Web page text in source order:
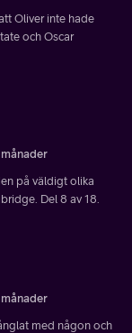
Oliver inte hade
och Oscar
på väldigt olika
Del 8 av 18.
med någon och